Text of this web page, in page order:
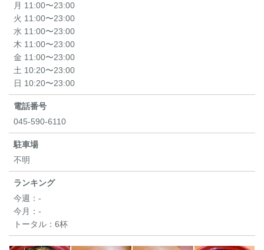
月 11:00〜23:00
火 11:00〜23:00
水 11:00〜23:00
木 11:00〜23:00
金 11:00〜23:00
土 10:20〜23:00
日 10:20〜23:00
電話番号
045-590-6110
駐車場
不明
ランキング
今週： -
今月： -
トータル： 6杯